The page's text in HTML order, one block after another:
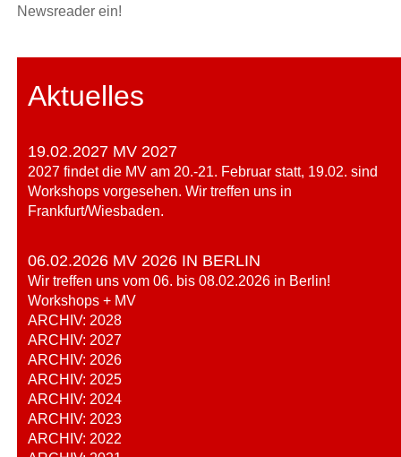
Newsreader ein!
Aktuelles
19.02.2027 MV 2027
2027 findet die MV am 20.-21. Februar statt, 19.02. sind
Workshops vorgesehen. Wir treffen uns in
Frankfurt/Wiesbaden.
06.02.2026 MV 2026 IN BERLIN
Wir treffen uns vom 06. bis 08.02.2026 in Berlin!
Workshops + MV
ARCHIV: 2028
ARCHIV: 2027
ARCHIV: 2026
ARCHIV: 2025
ARCHIV: 2024
ARCHIV: 2023
ARCHIV: 2022